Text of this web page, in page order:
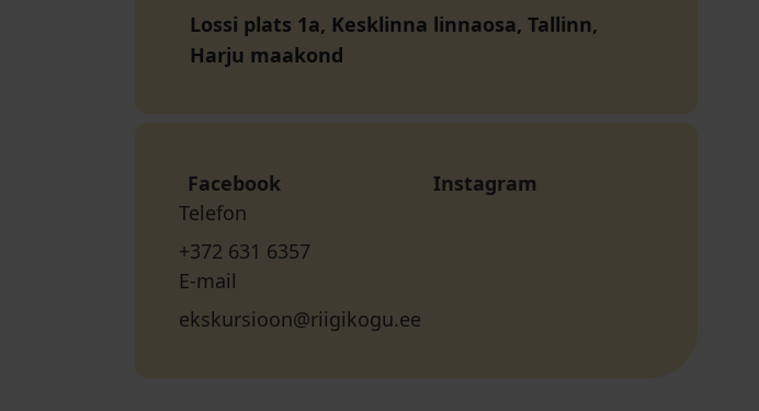
Lossi plats 1a, Kesklinna linnaosa, Tallinn,
Harju maakond
Facebook
Instagram
Telefon
+372 631 6357
E-mail
ekskursioon@riigikogu.ee